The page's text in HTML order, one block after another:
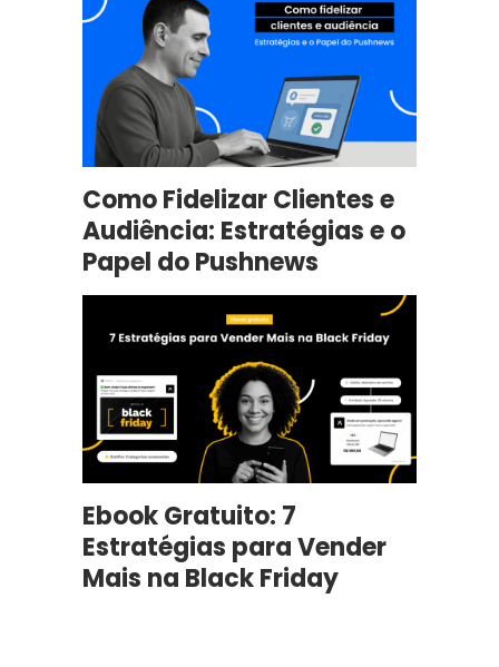
Como Fidelizar Clientes e
Audiência: Estratégias e o
Papel do Pushnews
Ebook Gratuito: 7
Estratégias para Vender
Mais na Black Friday